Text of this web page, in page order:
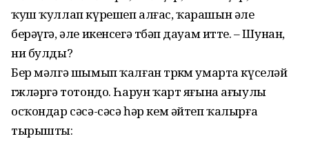
ҡуш ҡуллап күрешеп алғас, ҡарашын әле
берәүгә, әле икенсегә төбәп дауам итте. – Шунан,
ни булды?
Бер мәлгә шымып ҡалған төркөм умарта күселәй
гөжләргә тотондо. Һарун ҡарт яғына ағыулы
осҡондар сәсә-сәсә һәр кем әйтеп ҡалырға
тырышты: